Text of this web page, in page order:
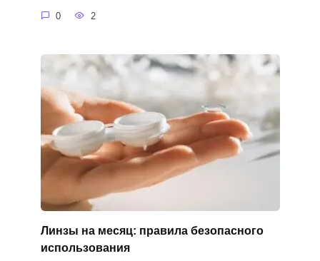
0 2
Линзы на месяц: правила безопасного
использования